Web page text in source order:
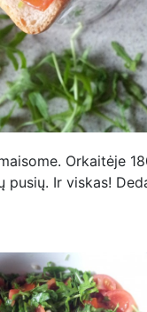
Orkaitėje
pusių. Ir viskas!